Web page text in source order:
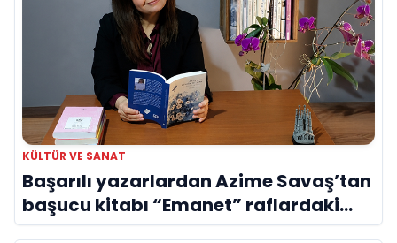
KÜLTÜR VE SANAT
Başarılı yazarlardan Azime Savaş’tan
başucu kitabı “Emanet” raflardaki
yerini aldı